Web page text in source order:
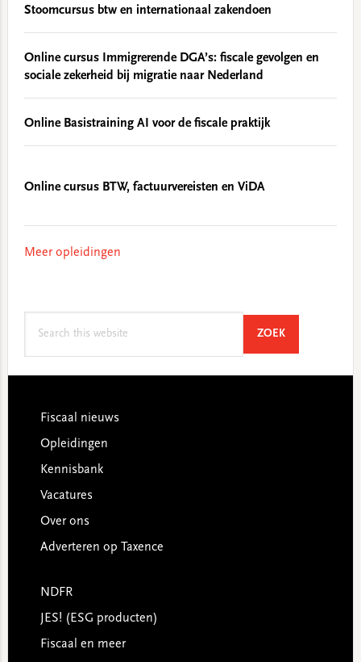
Stoomcursus btw en internationaal zakendoen
Online cursus Immigrerende DGA’s: fiscale gevolgen en
sociale zekerheid bij migratie naar Nederland
Online Basistraining AI voor de fiscale praktijk
Online cursus BTW, factuurvereisten en ViDA
Meer opleidingen
ZOEKSEARCH
Footer
Fiscaal nieuws
Opleidingen
Kennisbank
Vacatures
Over ons
Adverteren op Taxence
NDFR
JES! (ESG producten)
Fiscaal en meer